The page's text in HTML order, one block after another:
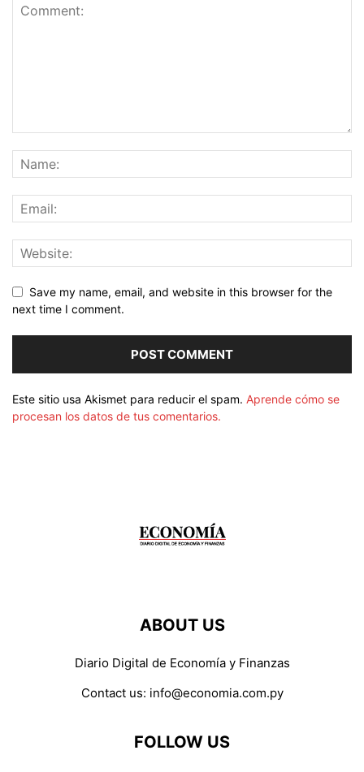
Save my name, email, and website in this browser for the
next time I comment.
Este sitio usa Akismet para reducir el spam. Aprende cómo se
procesan los datos de tus comentarios.
ABOUT US
Diario Digital de Economía y Finanzas
Contact us: info@economia.com.py
FOLLOW US